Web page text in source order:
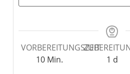
VORBEREITUNGSZEIT
10 Min.
1 d